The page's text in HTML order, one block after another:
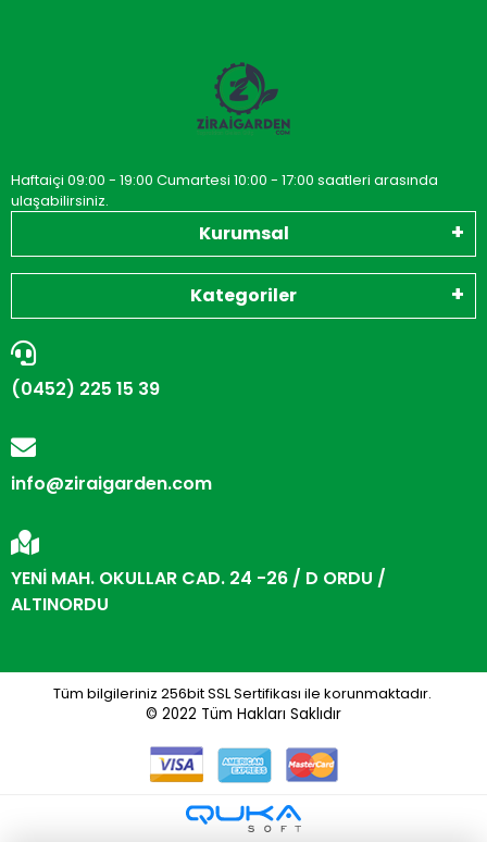
Haftaiçi 09:00 - 19:00 Cumartesi 10:00 - 17:00 saatleri arasında
ulaşabilirsiniz.
Kurumsal
Kategoriler
(0452) 225 15 39
info@ziraigarden.com
YENİ MAH. OKULLAR CAD. 24 -26 / D ORDU /
ALTINORDU
Tüm bilgileriniz 256bit SSL Sertifikası ile korunmaktadır.
© 2022 Tüm Hakları Saklıdır